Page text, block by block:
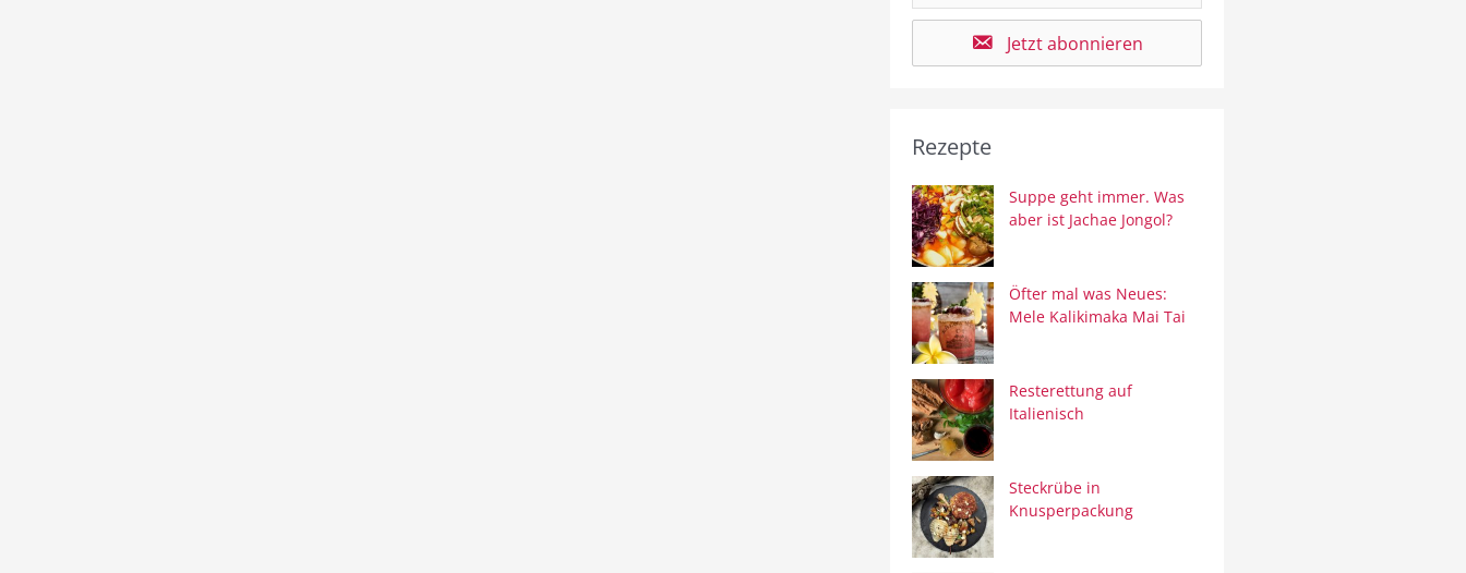
Jetzt abonnieren
Rezepte
Suppe geht immer. Was
aber ist Jachae Jongol?
Öfter mal was Neues:
Mele Kalikimaka Mai Tai
Resterettung auf
Italienisch
Steckrübe in
Knusperpackung